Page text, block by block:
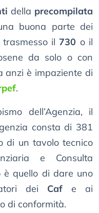
della precompilata
buona parte dei
il 730 o il
da solo o con
anzi è impaziente di
.
dell’Agenzia, il
consta di 381
di un tavolo tecnico
e Consulta
è quello di dare uno
dei Caf e ai
di conformità.